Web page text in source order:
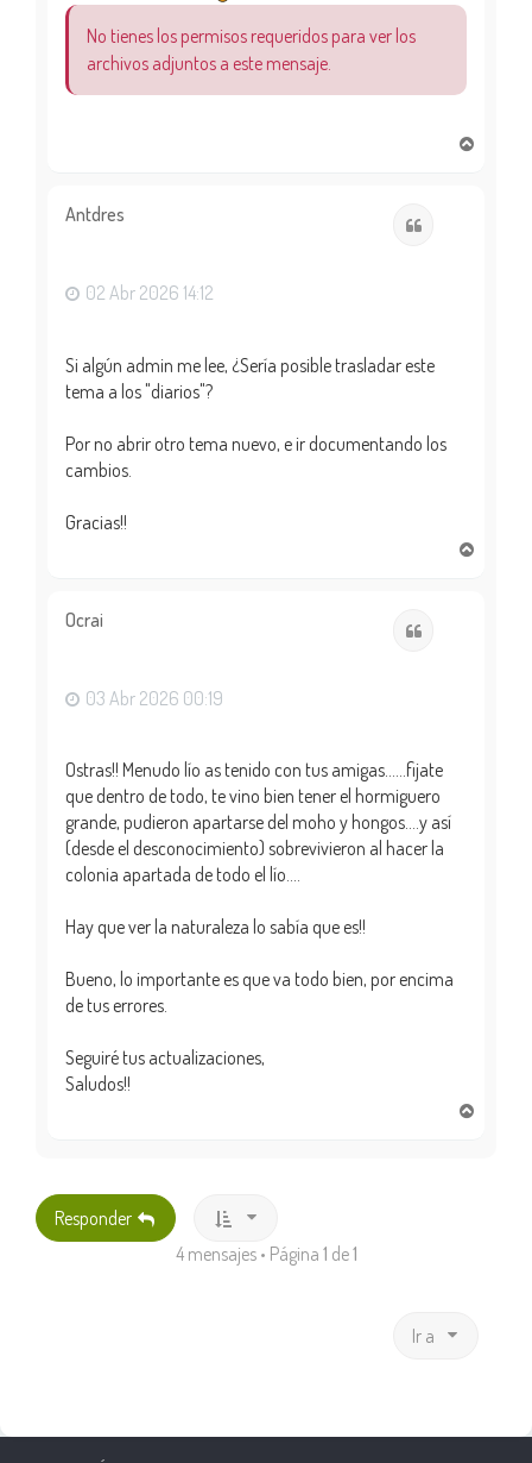
No tienes los permisos requeridos para ver los
archivos adjuntos a este mensaje.
Antdres
02 Abr 2026 14:12
Si algún admin me lee, ¿Sería posible trasladar este
tema a los "diarios"?
Por no abrir otro tema nuevo, e ir documentando los
cambios.
Gracias!!
Ocrai
03 Abr 2026 00:19
Ostras!! Menudo lío as tenido con tus amigas......fijate
que dentro de todo, te vino bien tener el hormiguero
grande, pudieron apartarse del moho y hongos....y así
(desde el desconocimiento) sobrevivieron al hacer la
colonia apartada de todo el lío....
Hay que ver la naturaleza lo sabía que es!!
Bueno, lo importante es que va todo bien, por encima
de tus errores.
Seguiré tus actualizaciones,
Saludos!!
Responder
4 mensajes • Página 1 de1
Ir a